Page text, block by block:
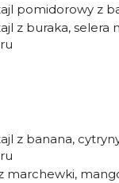
pomidorowy z
z buraka, selera
z banana,
marchewki,